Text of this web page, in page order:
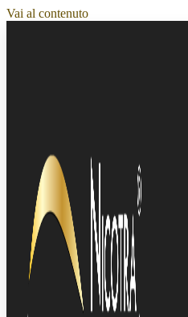
Vai al contenuto